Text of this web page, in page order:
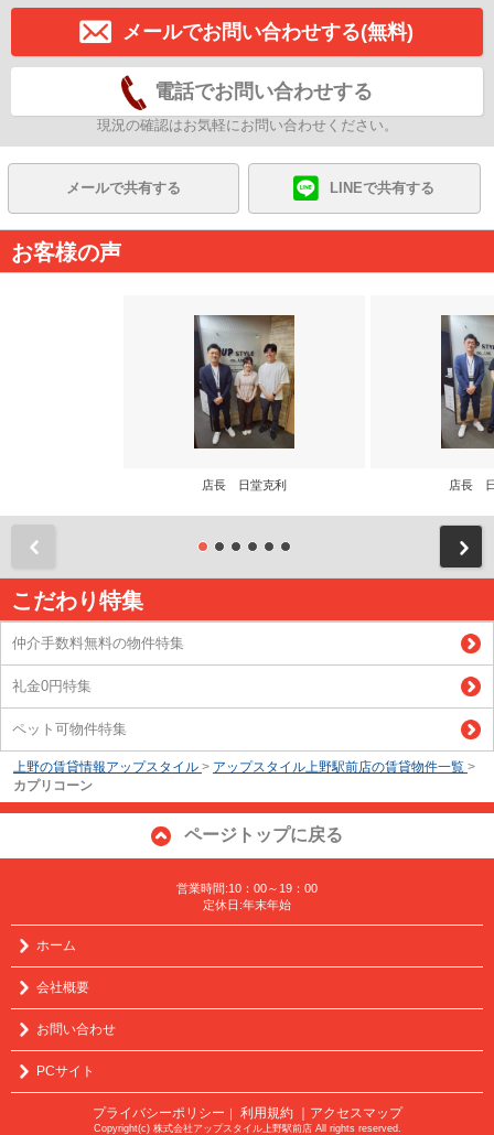
メールでお問い合わせする(無料)
電話でお問い合わせする
現況の確認はお気軽にお問い合わせください。
メールで共有する LINEで共有する
お客様の声
店長 日堂克利 店長
こだわり特集
仲介手数料無料の物件特集
礼金0円特集
ペット可物件特集
上野の賃貸情報アップスタイル > アップスタイル上野駅前店の賃貸物件一覧 >
カプリコーン
ページトップに戻る
営業時間:10：00～19：00
定休日:年末年始
ホーム
会社概要
お問い合わせ
PCサイト
プライバシーポリシー 利用規約 ｜アクセスマップ
Copyright(c) 株式会社アップスタイル上野駅前店 All rights reserved.